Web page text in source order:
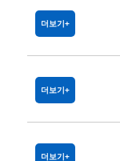
더보기
더보기
더보기